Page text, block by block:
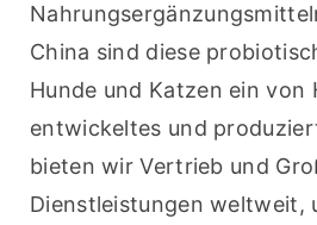
China sind diese
Hunde und Katzen ein von
entwickeltes und
bieten wir Vertrieb und
Dienstleistungen weltweit,